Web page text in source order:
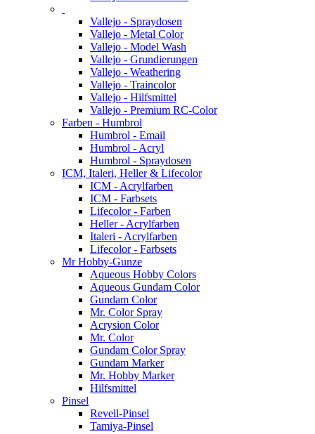
Vallejo - Spraydosen
Vallejo - Metal Color
Vallejo - Model Wash
Vallejo - Grundierungen
Vallejo - Weathering
Vallejo - Traincolor
Vallejo - Hilfsmittel
Vallejo - Premium RC-Color
Farben - Humbrol
Humbrol - Email
Humbrol - Acryl
Humbrol - Spraydosen
ICM, Italeri, Heller & Lifecolor
ICM - Acrylfarben
ICM - Farbsets
Lifecolor - Farben
Heller - Acrylfarben
Italeri - Acrylfarben
Lifecolor - Farbsets
Mr Hobby-Gunze
Aqueous Hobby Colors
Aqueous Gundam Color
Gundam Color
Mr. Color Spray
Acrysion Color
Mr. Color
Gundam Color Spray
Gundam Marker
Mr. Hobby Marker
Hilfsmittel
Pinsel
Revell-Pinsel
Tamiya-Pinsel